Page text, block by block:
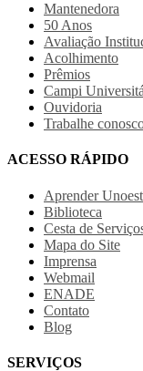
Mantenedora
50 Anos
Avaliação
Acolhimento
Prêmios
Campi
Ouvidoria
Trabalhe
ACESSO RÁPIDO
Aprender
Biblioteca
Cesta de
Mapa do Site
Imprensa
Webmail
ENADE
Contato
Blog
SERVIÇOS